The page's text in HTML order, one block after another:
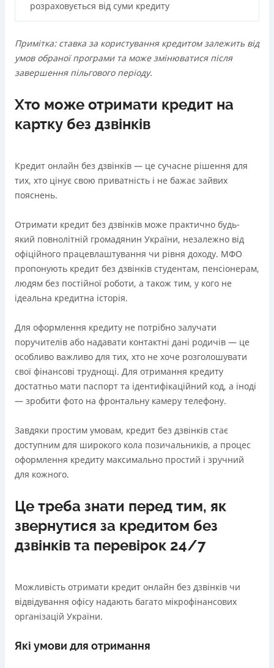
Ліцензія переоформлена 18.03.2024 р.
Вся інформація про кредит
ОТРИМАТИ ПОЗИКУ Детальніше
розраховується від суми кредиту
Примітка: ставка за користування кредитом залежить від
умов обраної програми та може змінюватися після
завершення пільгового періоду.
Хто може отримати кредит на
картку без дзвінків
Кредит онлайн без дзвінків — це сучасне рішення для
тих, хто цінує свою приватність і не бажає зайвих
пояснень.
Отримати кредит без дзвінків може практично будь-
який повнолітній громадянин України, незалежно від
офіційного працевлаштування чи рівня доходу. МФО
пропонують кредит без дзвінків студентам, пенсіонерам,
людям без постійної роботи, а також тим, у кого не
ідеальна кредитна історія.
Для оформлення кредиту не потрібно залучати
поручителів або надавати контактні дані родичів — це
особливо важливо для тих, хто не хоче розголошувати
свої фінансові труднощі. Для отримання кредиту
достатньо мати паспорт та ідентифікаційний код, а іноді
— зробити фото на фронтальну камеру телефону.
Завдяки простим умовам, кредит без дзвінків стає
доступним для широкого кола позичальників, а процес
оформлення кредиту максимально простий і зручний
для кожного.
Це треба знати перед тим, як
звернутися за кредитом без
дзвінків та перевірок 24/7
Можливість отримати кредит онлайн без дзвінків чи
відвідування офісу надають багато мікрофінансових
організацій України.
Які умови для отримання